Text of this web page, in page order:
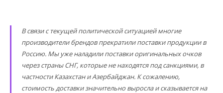
В связи с текущей политической ситуацией многие
производители брендов прекратили поставки продукции в
Россию. Мы уже наладили поставки оригинальных очков
через страны СНГ, которые не находятся под санкциями, в
частности Казахстан и Азербайджан. К сожалению,
стоимость доставки значительно выросла и сказывается на